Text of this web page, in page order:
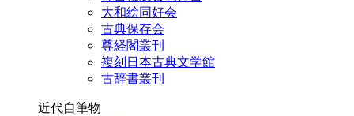
大和絵同好会
古典保存会
尊経閣叢刊
複刻日本古典文学館
古辞書叢刊
近代自筆物